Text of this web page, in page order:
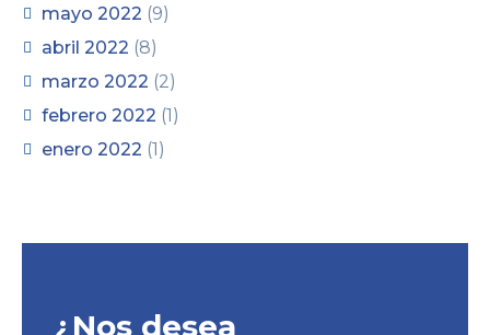
mayo 2022 (9)
abril 2022 (8)
marzo 2022 (2)
febrero 2022 (1)
enero 2022 (1)
¿Nos desea